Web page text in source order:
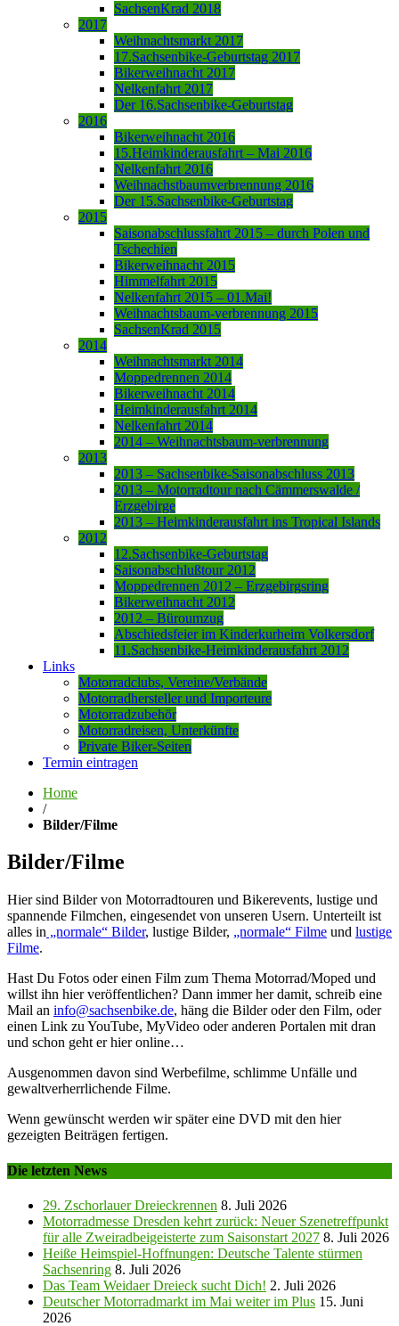
SachsenKrad 2018
2017
Weihnachtsmarkt 2017
17.Sachsenbike-Geburtstag 2017
Bikerweihnacht 2017
Nelkenfahrt 2017
Der 16.Sachsenbike-Geburtstag
2016
Bikerweihnacht 2016
15.Heimkinderausfahrt – Mai 2016
Nelkenfahrt 2016
Weihnachstbaumverbrennung 2016
Der 15.Sachsenbike-Geburtstag
2015
Saisonabschlussfahrt 2015 – durch Polen und
Tschechien
Bikerweihnacht 2015
Himmelfahrt 2015
Nelkenfahrt 2015 – 01.Mai!
Weihnachtsbaum-verbrennung 2015
SachsenKrad 2015
2014
Weihnachtsmarkt 2014
Moppedrennen 2014
Bikerweihnacht 2014
Heimkinderausfahrt 2014
Nelkenfahrt 2014
2014 – Weihnachtsbaum-verbrennung
2013
2013 – Sachsenbike-Saisonabschluss 2013
2013 – Motorradtour nach Cämmerswalde /
Erzgebirge
2013 – Heimkinderausfahrt ins Tropical Islands
2012
12.Sachsenbike-Geburtstag
Saisonabschlußtour 2012
Moppedrennen 2012 – Erzgebirgsring
Bikerweihnacht 2012
2012 – Büroumzug
Abschiedsfeier im Kinderkurheim Volkersdorf
11.Sachsenbike-Heimkinderausfahrt 2012
Links
Motorradclubs, Vereine/Verbände
Motorradhersteller und Importeure
Motorradzubehör
Motorradreisen, Unterkünfte
Private Biker-Seiten
Termin eintragen
Home
/
Bilder/Filme
Bilder/Filme
Hier sind Bilder von Motorradtouren und Bikerevents, lustige und
spannende Filmchen, eingesendet von unseren Usern. Unterteilt ist
alles in „normale“ Bilder, lustige Bilder, „normale“ Filme und lustige
Filme.
Hast Du Fotos oder einen Film zum Thema Motorrad/Moped und
willst ihn hier veröffentlichen? Dann immer her damit, schreib eine
Mail an info@sachsenbike.de, häng die Bilder oder den Film, oder
einen Link zu YouTube, MyVideo oder anderen Portalen mit dran
und schon geht er hier online…
Ausgenommen davon sind Werbefilme, schlimme Unfälle und
gewaltverherrlichende Filme.
Wenn gewünscht werden wir später eine DVD mit den hier
gezeigten Beiträgen fertigen.
Die letzten News
29. Zschorlauer Dreieckrennen 8. Juli 2026
Motorradmesse Dresden kehrt zurück: Neuer Szenetreffpunkt
für alle Zweiradbeigeisterte zum Saisonstart 2027 8. Juli 2026
Heiße Heimspiel-Hoffnungen: Deutsche Talente stürmen
Sachsenring 8. Juli 2026
Das Team Weidaer Dreieck sucht Dich! 2. Juli 2026
Deutscher Motorradmarkt im Mai weiter im Plus 15. Juni
2026